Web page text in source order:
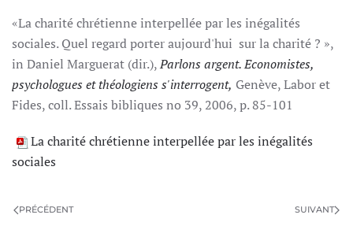
«La charité chrétienne interpellée par les inégalités
sociales. Quel regard porter aujourd'hui sur la charité ? »,
in Daniel Marguerat (dir.),Parlons argent.Economistes,
psychologues et théologiens s'interrogent, Genève, Labor et
Fides, coll. Essais bibliques no 39, 2006, p. 85-101
La charité chrétienne interpellée par les inégalités
sociales
PRÉCÉDENT SUIVANT